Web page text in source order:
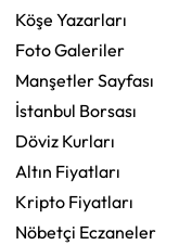
Köşe Yazarları
Foto Galeriler
Manşetler Sayfası
İstanbul Borsası
Döviz Kurları
Altın Fiyatları
Kripto Fiyatları
Nöbetçi Eczaneler